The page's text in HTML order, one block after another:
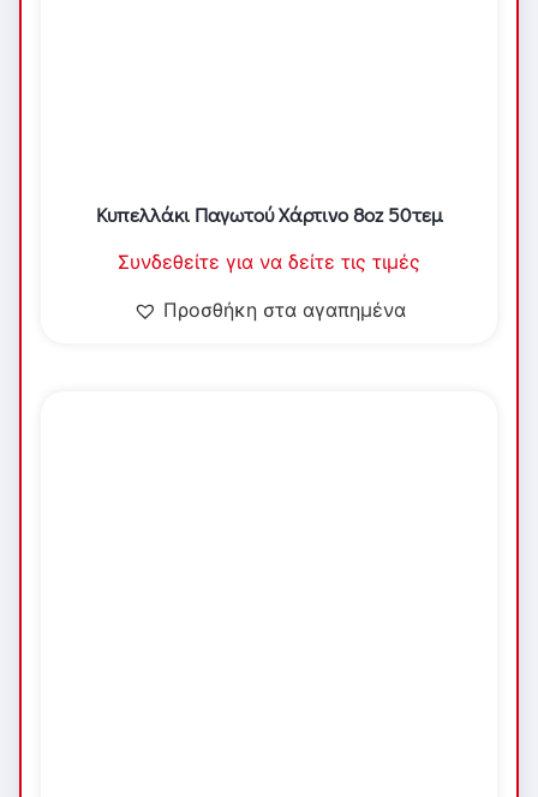
Κυπελλάκι Παγωτού Χάρτινο 8oz 50τεμ
Συνδεθείτε για να δείτε τις τιμές
Προσθήκη στα αγαπημένα